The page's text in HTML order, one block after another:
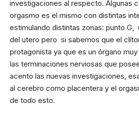
investigaciones al respecto. Algunas
orgasmo es el mismo con distintas
estimulando distintas zonas: punto G,
del utero pero si sabemos que el
protagonista ya que es un órgano
las terminaciones nerviosas que
acento las nuevas investigaciones,
al cerebro como placentera y el
de todo esto.